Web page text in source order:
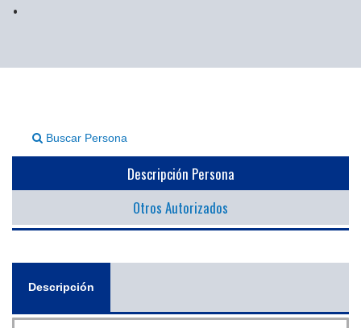
Buscar Persona
Descripción Persona
Otros Autorizados
Descripción